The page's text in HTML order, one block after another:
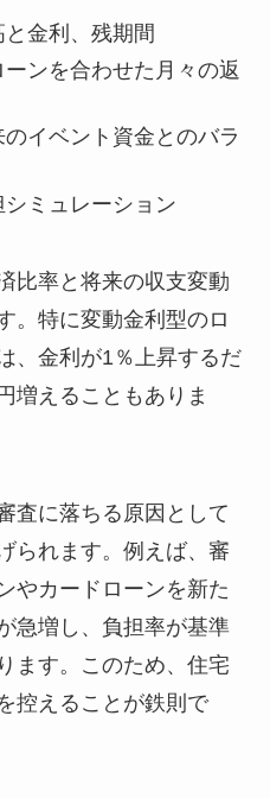
金利、残期間
ンを合わせた月々の返
イベント資金とのバラ
ミュレーション
比率と将来の収支変動
。特に変動金利型のロ
、金利が1％上昇するだ
増えることもありま
査に落ちる原因として
られます。例えば、審
やカードローンを新た
急増し、負担率が基準
ます。このため、住宅
控えることが鉄則で